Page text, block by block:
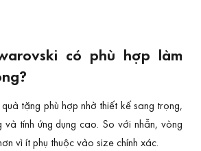
có phù hợp làm
tặng phù hợp nhờ thiết kế sang trọng,
và tính ứng dụng cao. So với nhẫn, vòng
vì ít phụ thuộc vào size chính xác.